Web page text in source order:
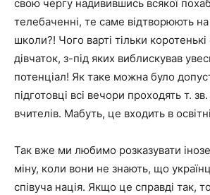
свою чергу надивившись всякої
телебаченні, те саме відтворюють на
школи?! Чого варті тільки коротенькі
дівчаток, з-під яких виблискував
потенціал! Як таке можна було
підготовці всі вечори проходять т.
вчителів. Мабуть, це входить в
Так вже ми любимо розказувати
міну, коли вони не знають, що
співуча нація. Якщо це справді так,